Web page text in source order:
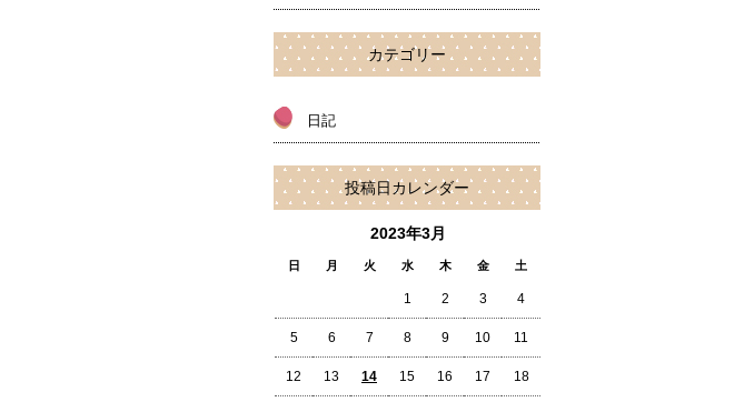
カテゴリー
日記
投稿日カレンダー
2023年3月
日 月 火 水 木 金 土
1 2 3 4
5 6 7 8 9 10 11
12 13 14 15 16 17 18